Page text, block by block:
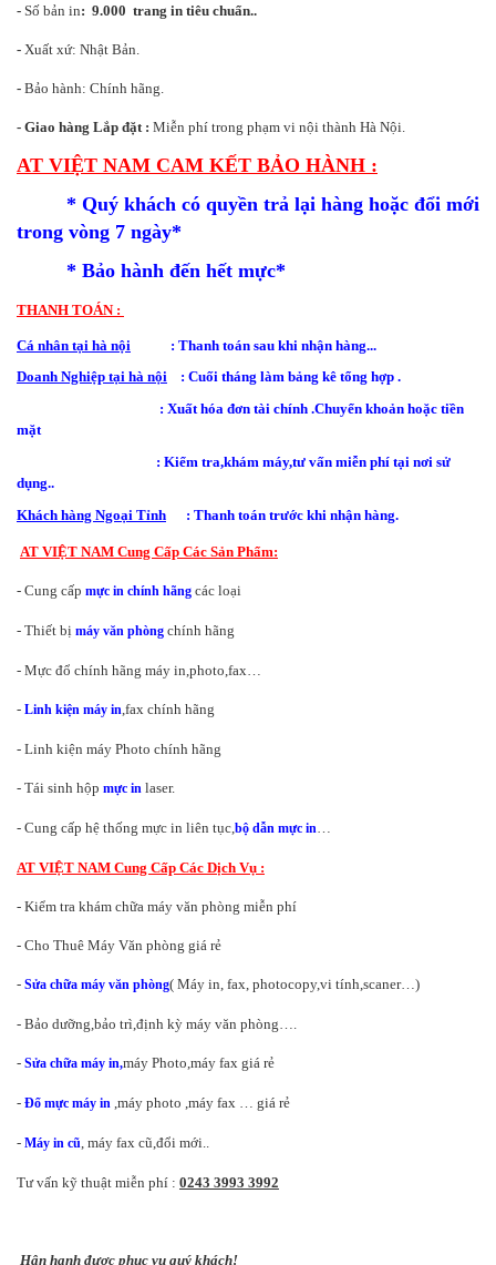
- Số bản in: 9.000 trang in tiêu chuẩn..
- Xuất xứ: Nhật Bản.
- Bảo hành: Chính hãng.
- Giao hàng Lắp đặt : Miễn phí trong phạm vi nội thành Hà Nội.
AT VIỆT NAM CAM KẾT BẢO HÀNH :
* Quý khách có quyền trả lại hàng hoặc đổi mới
trong vòng 7 ngày*
* Bảo hành đến hết mực*
THANH TOÁN :
Cá nhân tại hà nội : Thanh toán sau khi nhận hàng...
Doanh Nghiệp tại hà nội : Cuối tháng làm bảng kê tổng hợp .
: Xuất hóa đơn tài chính .Chuyển khoản hoặc tiền
mặt
: Kiểm tra,khám máy,tư vấn miễn phí tại nơi sử
dụng..
Khách hàng Ngoại Tỉnh : Thanh toán trước khi nhận hàng.
AT VIỆT NAM Cung Cấp Các Sản Phẩm:
- Cung cấp mực in chính hãng các loại
- Thiết bị máy văn phòng chính hãng
- Mực đổ chính hãng máy in,photo,fax…
- Linh kiện máy in ,fax chính hãng
- Linh kiện máy Photo chính hãng
- Tái sinh hộp mực in laser.
- Cung cấp hệ thống mực in liên tục, bộ dẫn mực in
AT VIỆT NAM Cung Cấp Các Dịch Vụ :
- Kiểm tra khám chữa máy văn phòng miễn phí
- Cho Thuê Máy Văn phòng giá rẻ
- Sửa chữa máy văn phòng( Máy in, fax, photocopy,vi tính,scaner…)
- Bảo dưỡng,bảo trì,định kỳ máy văn phòng….
- Sửa chữa máy in,máy Photo,máy fax giá rẻ
- Đổ mực máy in ,máy photo ,máy fax … giá rẻ
- Máy in cũ , máy fax cũ,đổi mới..
Tư vấn kỹ thuật miễn phí : 0243 3993 3992
Hân hạnh được phục vụ quý khách!